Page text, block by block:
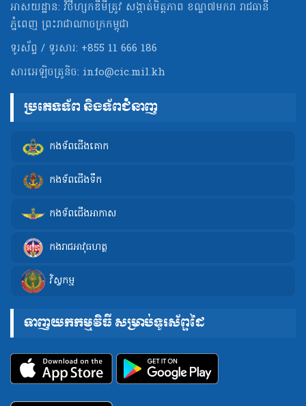
អាសយដ្ឋាន: វិថីហ្សកឌីមីត្រូវ សង្កាត់មិត្ដភាព ខណ្ឌ៧មករា រាជធានី
ភ្នំពេញ ព្រះរាជាណាចក្រកម្ពុជា
ទូរស័ព្ទ / ទូរសារ: +855 11 666 186
សារអេឡិចត្រូនិច: info@cic.mil.kh
ប្រភេទទ័ព និងទ័ពជំនាញ
កងទ័ពជើងគោក
កងទ័ពជើងទឹក
កងទ័ពជើងអាកាស
កងរាជអាវុធហត្ថ
វិស្វកម្ម
ទាញយកកម្មវិធី សម្រាប់ទូរស័ព្ទដៃ